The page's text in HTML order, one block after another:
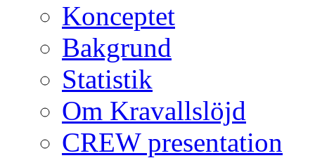
Konceptet
Bakgrund
Statistik
Om Kravallslöjd
CREW presentation